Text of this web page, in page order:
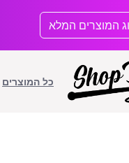
המוצרים המלא
כל המוצרים